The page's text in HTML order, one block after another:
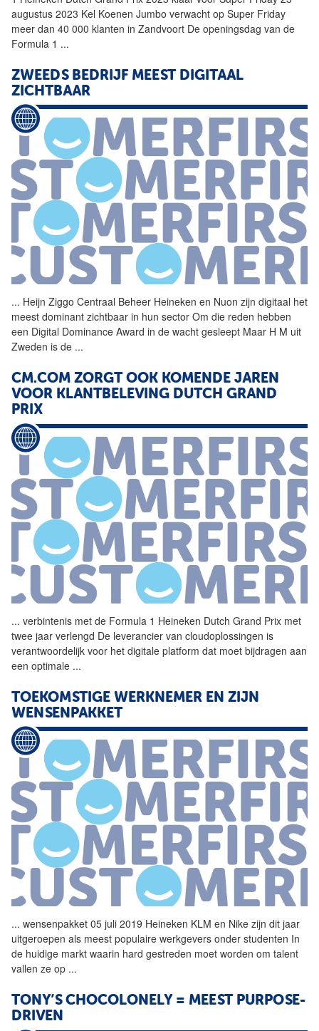
augustus 2023 Kel Koenen Jumbo verwacht op Super Friday
meer dan 40 000 klanten in Zandvoort De openingsdag van de
Formula 1 ...
ZWEEDS BEDRIJF MEEST DIGITAAL
ZICHTBAAR
... Heijn Ziggo Centraal Beheer Heineken en Nuon zijn digitaal het
meest dominant zichtbaar in hun sector Om die reden hebben
een Digital Dominance Award in de wacht gesleept Maar H M uit
Zweden is de ...
CM.COM ZORGT OOK KOMENDE JAREN
VOOR KLANTBELEVING DUTCH GRAND
PRIX
... verbintenis met de Formula 1 Heineken Dutch Grand Prix met
twee jaar verlengd De leverancier van cloudoplossingen is
verantwoordelijk voor het digitale platform dat moet bijdragen aan
een optimale ...
TOEKOMSTIGE WERKNEMER EN ZIJN
WENSENPAKKET
... wensenpakket 05 juli 2019 Heineken KLM en Nike zijn dit jaar
uitgeroepen als meest populaire werkgevers onder studenten In
de huidige markt waarin hard gestreden moet worden om talent
vallen ze op ...
TONY’S CHOCOLONELY = MEEST PURPOSE-
DRIVEN